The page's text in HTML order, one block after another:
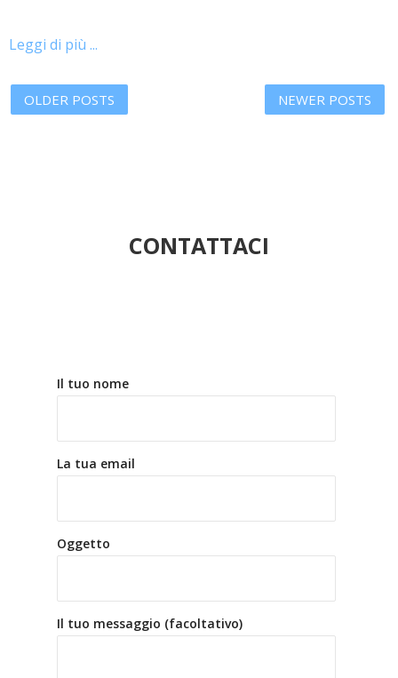
Leggi di più ...
OLDER POSTS NEWER POSTS
CONTATTACI
Il tuo nome
La tua email
Oggetto
Il tuo messaggio (facoltativo)